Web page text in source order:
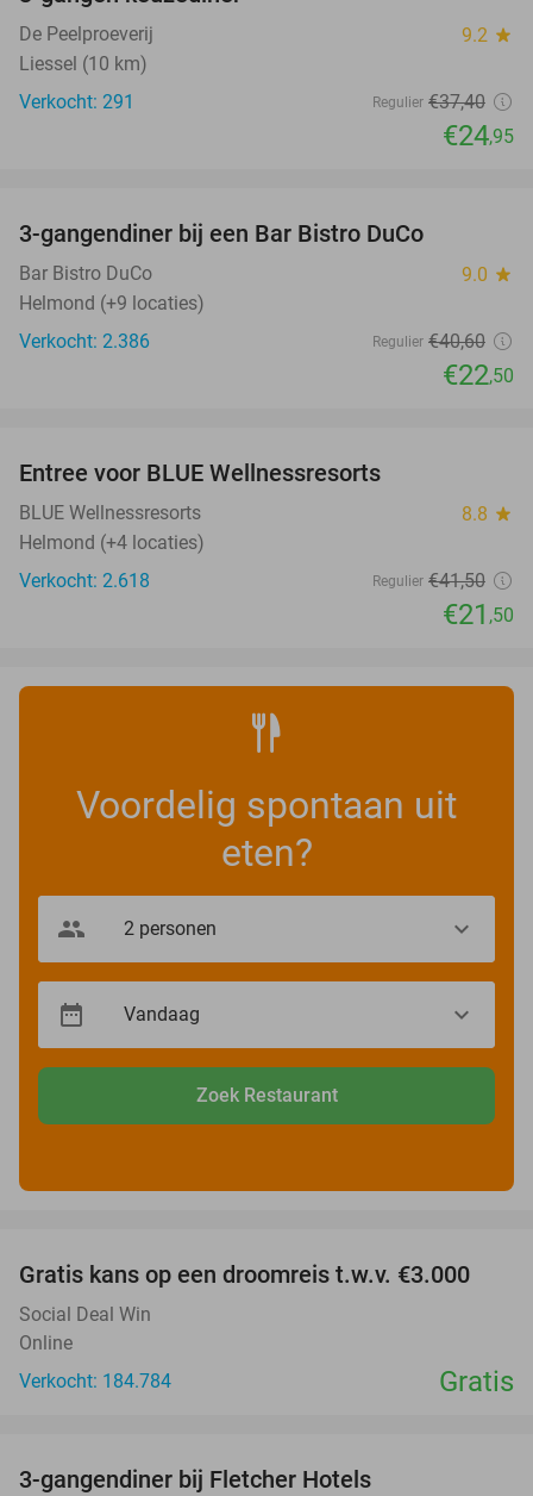
De Peelproeverij 9.2 star
Liessel (10 km)
Verkocht: 291
Regulier €37,40
€24,95
3-gangendiner bij een Bar Bistro DuCo
Bar Bistro DuCo 9.0 star
Helmond (+9 locaties)
Verkocht: 2.386
Regulier €40,60
€22,50
Entree voor BLUE Wellnessresorts
BLUE Wellnessresorts 8.8 star
Helmond (+4 locaties)
Verkocht: 2.618
Regulier €41,50
€21 ,50
Voordelig spontaan uit
eten?
Zoek Restaurant
Gratis kans op een droomreis t.w.v. €3.000
Social Deal Win
Online
Verkocht: 184.784
Gratis
3-gangendiner bij Fletcher Hotels